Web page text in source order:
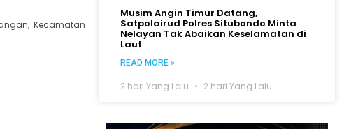
Kecamatan
Musim Angin Timur Datang,
Satpolairud Polres Situbondo Minta
Nelayan Tak Abaikan Keselamatan di
Laut
READ MORE »
2 hari Yang Lalu 2 hari Yang Lalu